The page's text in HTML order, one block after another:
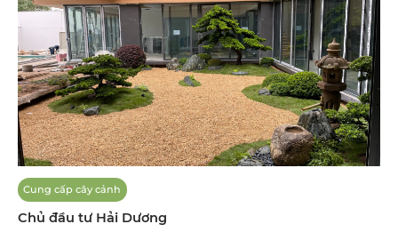
Cung cấp cây cảnh
Chủ đầu tư Hải Dương